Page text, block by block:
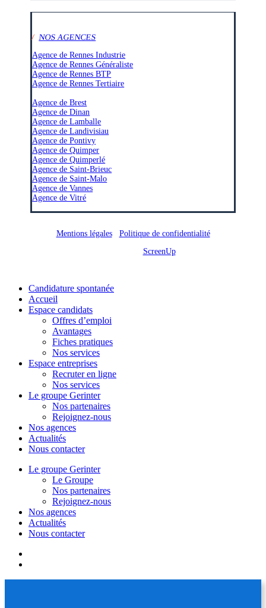
/ NOS AGENCES
Agence de Rennes Industrie
Agence de Rennes Généraliste
Agence de Rennes BTP
Agence de Rennes Tertiaire
Agence de Brest
Agence de Dinan
Agence de Lamballe
Agence de Landivisiau
Agence de Pontivy
Agence de Quimper
Agence de Quimperlé
Agence de Saint-Brieuc
Agence de Saint-Malo
Agence de Vannes
Agence de Vitré
Mentions légales/ Politique de confidentialité
ScreenUp
Close
Menu
Candidature spontanée
Accueil
Espace candidats
Offres d’emploi
Avantages
Fiches pratiques
Nos services
Espace entreprises
Recruter en ligne
Nos services
Le groupe Gerinter
Nos partenaires
Rejoignez-nous
Nos agences
Actualités
Nous contacter
Le groupe Gerinter
Le Groupe
Nos partenaires
Rejoignez-nous
Nos agences
Actualités
Nous contacter